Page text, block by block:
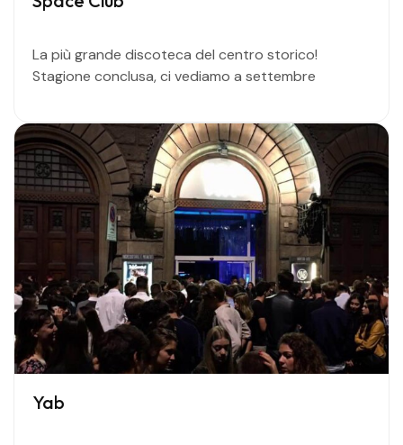
La più grande discoteca del centro storico!
Stagione conclusa, ci vediamo a settembre
Yab